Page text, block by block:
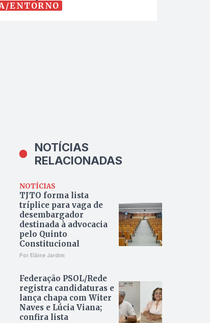
ENTORNO
NOTÍCIAS
RELACIONADAS
NOTÍCIAS
TJTO forma lista
tríplice para vaga de
desembargador
destinada à advocacia
pelo Quinto
Constitucional
Por Elâine Jardim
Federação PSOL/Rede
registra candidaturas e
lança chapa com Witer
Naves e Lúcia Viana;
confira lista